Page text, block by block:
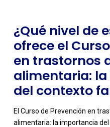
¿Qué nivel de
ofrece el
en trastornos
alimentaria:
del contexto
El Curso de Prevención en
alimentaria: la importancia